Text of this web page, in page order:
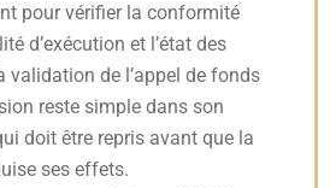
pour vérifier la conformité
d’exécution et l’état des
validation de l’appel de fonds
reste simple dans son
doit être repris avant que la
ses effets.